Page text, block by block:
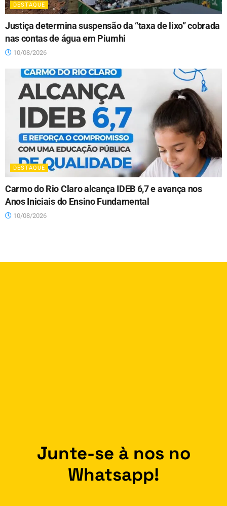
DESTAQUE
Justiça determina suspensão da “taxa de lixo” cobrada
nas contas de água em Piumhi
10/08/2026
DESTAQUE
Carmo do Rio Claro alcança IDEB 6,7 e avança nos
Anos Iniciais do Ensino Fundamental
10/08/2026
Junte-se à nos no
Whatsapp!